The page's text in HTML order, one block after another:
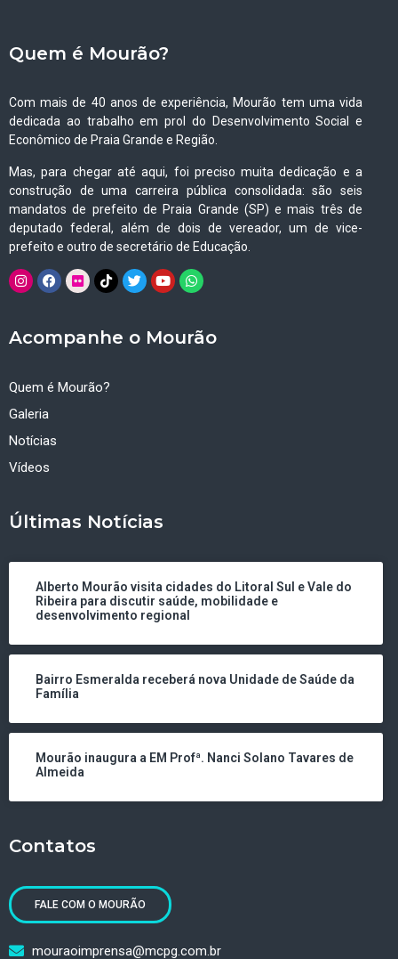
Quem é Mourão?
Com mais de 40 anos de experiência, Mourão tem uma vida
dedicada ao trabalho em prol do Desenvolvimento Social e
Econômico de Praia Grande e Região.
Mas, para chegar até aqui, foi preciso muita dedicação e a
construção de uma carreira pública consolidada: são seis
mandatos de prefeito de Praia Grande (SP) e mais três de
deputado federal, além de dois de vereador, um de vice-
prefeito e outro de secretário de Educação.
Acompanhe o Mourão
Quem é Mourão?
Galeria
Notícias
Vídeos
Últimas Notícias
Alberto Mourão visita cidades do Litoral Sul e Vale do
Ribeira para discutir saúde, mobilidade e
desenvolvimento regional
Bairro Esmeralda receberá nova Unidade de Saúde da
Família
Mourão inaugura a EM Profª. Nanci Solano Tavares de
Almeida
Contatos
FALE COM O MOURÃO
mouraoimprensa@mcpg.com.br